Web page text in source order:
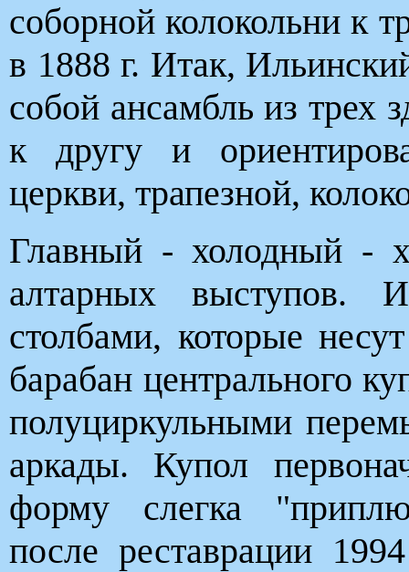
соборной колокольни к
в 1888 г. Итак,
собой ансамбль из трех
к другу и
церкви, трапезной,
Главный - холодный -
алтарных выступов.
столбами, которые
барабан центрального
полуциркульными
аркады. Купол
форму слегка
после реставрации